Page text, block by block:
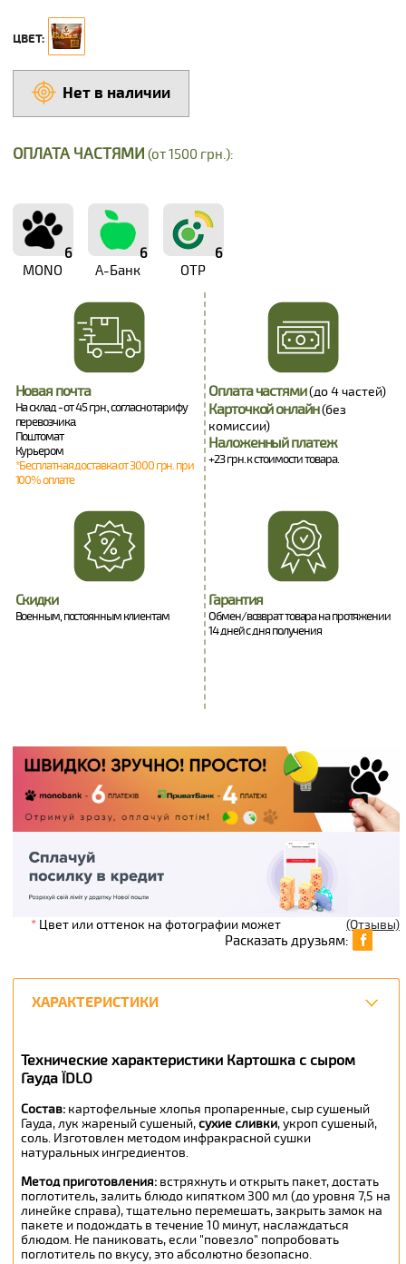
ЦВЕТ:
Нет в наличии
ОПЛАТА ЧАСТЯМИ (от 1500 грн.):
6
MONO
6
А-Банк
6
OTP
Новая почта
На склад - от 45 грн., согласно тарифу
перевозчика.
Поштомат
Курьером
*Бесплатная доставка от 3000 грн. при
100% оплате
Оплата частями(до 4 частей)
Карточкой онлайн(без
комиссии)
Наложенный платеж
+23 грн. к стоимости товара.
Скидки
Военным, постоянным клиентам
Гарантия
Обмен/возврат товара на протяжении
14 дней с дня получения
(Отзывы)
Расказать друзьям:
ХАРАКТЕРИСТИКИ
Технические характеристики Картошка с сыром
Гауда ЇDLO
Состав: картофельные хлопья пропаренные, сыр сушеный
Гауда, лук жареный сушеный,сухие сливки, укроп сушеный,
соль. Изготовлен методом инфракрасной сушки
натуральных ингредиентов.
Метод приготовления: встряхнуть и открыть пакет, достать
поглотитель, залить блюдо кипятком 300 мл (до уровня 7,5 на
линейке справа), тщательно перемешать, закрыть замок на
пакете и подождать в течение 10 минут, наслаждаться
блюдом. Не паниковать, если "повезло" попробовать
поглотитель по вкусу, это абсолютно безопасно.
*Цвет или оттенок на фотографии может